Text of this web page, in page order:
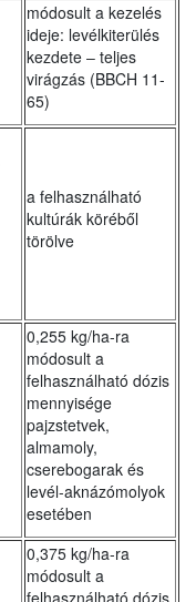
módosult a kezelés
ideje: levélkiterülés
kezdete ‒ teljes
virágzás (BBCH 11-
65)
a felhasználható
kultúrák köréből
törölve
0,255 kg/ha-ra
módosult a
felhasználható dózis
mennyisége
pajzstetvek,
almamoly,
cserebogarak és
levél-aknázómolyok
esetében
0,375 kg/ha-ra
módosult a